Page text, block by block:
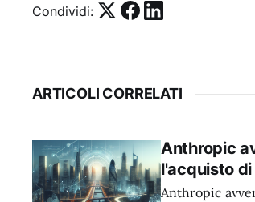
Condividi:
ARTICOLI CORRELATI
Anthropic
l'acquisto di
Anthropic